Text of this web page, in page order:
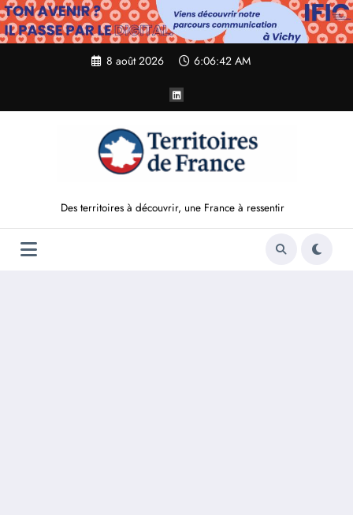
Aller
au
contenu
8 août 2026 6:06:44 AM
Des territoires à découvrir, une France à ressentir